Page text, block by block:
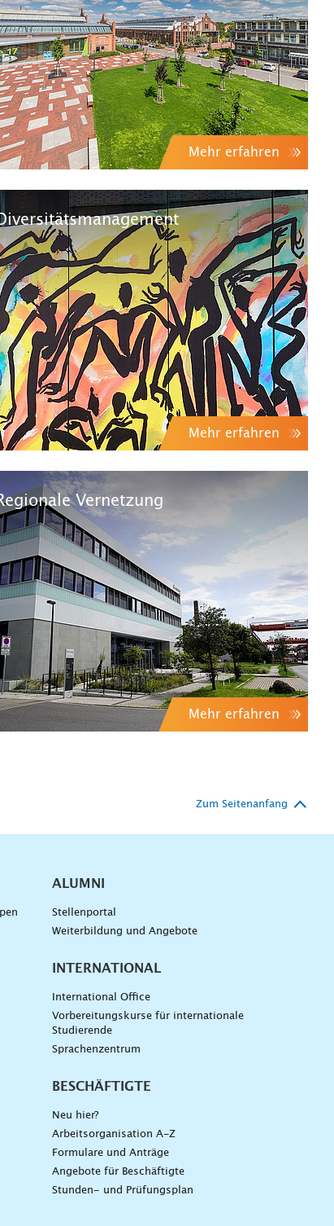
Mehr erfahren
Mehr erfahren
Vernetzung
Mehr erfahren
Zum Seitenanfang
ALUMNI
Stellenportal
Weiterbildung und Angebote
INTERNATIONAL
International Office
Vorbereitungskurse für internationale
Studierende
Sprachenzentrum
BESCHÄFTIGTE
Neu hier?
Arbeitsorganisation A-Z
Formulare und Anträge
Angebote für Beschäftigte
Stunden- und Prüfungsplan